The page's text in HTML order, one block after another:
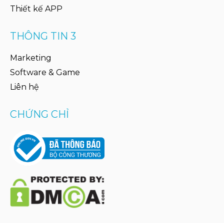
Thiết kế APP
THÔNG TIN 3
Marketing
Software & Game
Liên hệ
CHỨNG CHỈ